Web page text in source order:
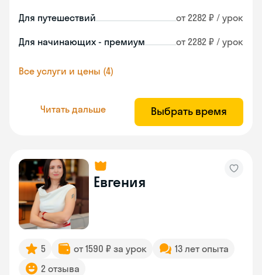
Для путешествий от 2282 ₽ / урок
Для начинающих - премиум от 2282 ₽ / урок
Все услуги и цены (4)
Читать дальше Выбрать время
Евгения
5 от 1590 ₽ за урок
13 лет опыта
2 отзыва